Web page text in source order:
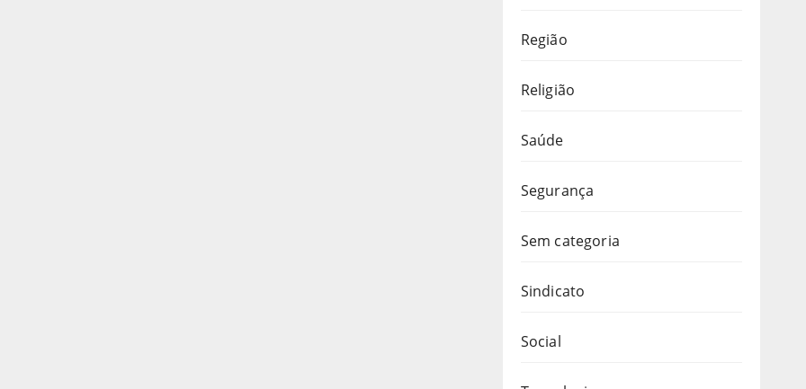
Região
Religião
Saúde
Segurança
Sem categoria
Sindicato
Social